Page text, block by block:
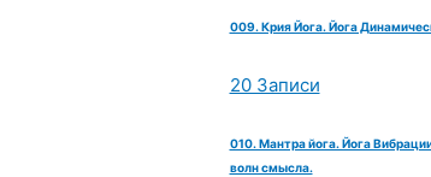
009. Крия Йога. Йога
20 Записи
010. Мантра йога. Йога
волн смысла.